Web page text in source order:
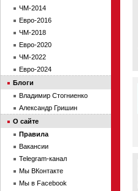
ЧМ-2014
Евро-2016
ЧМ-2018
Евро-2020
ЧМ-2022
Евро-2024
Блоги
Владимир Стогниенко
Александр Гришин
О сайте
Правила
Вакансии
Telegram-канал
Мы ВКонтакте
Мы в Facebook